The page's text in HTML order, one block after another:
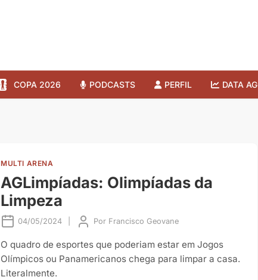
COPA 2026 PODCASTS PERFIL DATA AG
MULTI ARENA
AGLimpíadas: Olimpíadas da
Limpeza
04/05/2024 Por Francisco Geovane
O quadro de esportes que poderiam estar em Jogos
Olímpicos ou Panamericanos chega para limpar a casa.
Literalmente.